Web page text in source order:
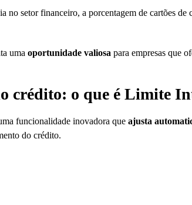
no setor financeiro, a porcentagem de cartões
umaoportunidade valiosapara empresas que
crédito: o que é Limite
funcionalidade inovadora que ajusta
do crédito.